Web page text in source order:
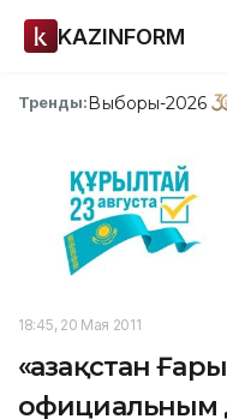
KAZINFORM
Тренды:Выборы-2026
18:45, 20 Мая 2011
«Қазақстан
официальным